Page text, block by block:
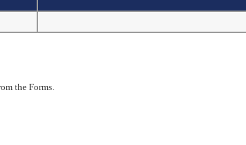
the Forms.